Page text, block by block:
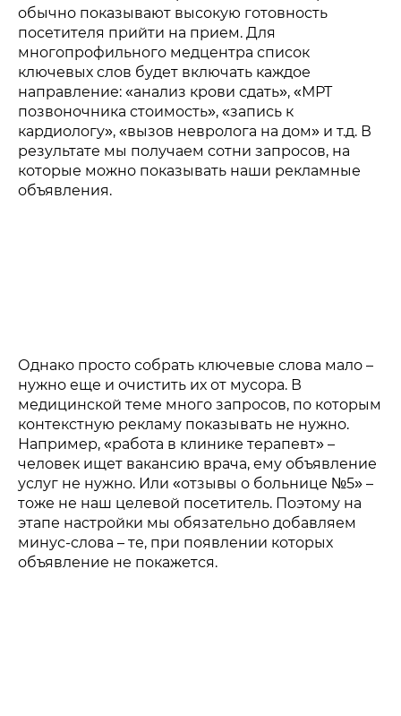
обычно показывают высокую готовность
посетителя прийти на прием. Для
многопрофильного медцентра список
ключевых слов будет включать каждое
направление: «анализ крови сдать», «МРТ
позвоночника стоимость», «запись к
кардиологу», «вызов невролога на дом» и т.д. В
результате мы получаем сотни запросов, на
которые можно показывать наши рекламные
объявления.
Однако просто собрать ключевые слова мало –
нужно еще и очистить их от мусора. В
медицинской теме много запросов, по которым
контекстную рекламу показывать не нужно.
Например, «работа в клинике терапевт» –
человек ищет вакансию врача, ему объявление
услуг не нужно. Или «отзывы о больнице №5» –
тоже не наш целевой посетитель. Поэтому на
этапе настройки мы обязательно добавляем
минус-слова – те, при появлении которых
объявление не покажется.